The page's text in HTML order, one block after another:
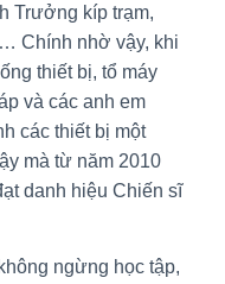
Trưởng kíp trạm,
Chính nhờ vậy, khi
thiết bị, tổ máy
và các anh em
các thiết bị một
mà từ năm 2010
danh hiệu Chiến sĩ
ngừng học tập,